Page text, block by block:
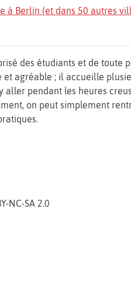
à Berlin (et dans 50 autres
des étudiants et de toute
agréable ; il accueille
aller pendant les heures
on peut simplement
NC-SA 2.0